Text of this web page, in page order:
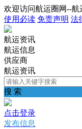
欢迎访问航运圈网--航
使用必读 免责声明 法
航运资讯
航运信息
供应商
航运资讯
搜 索
点击登录
发布信息